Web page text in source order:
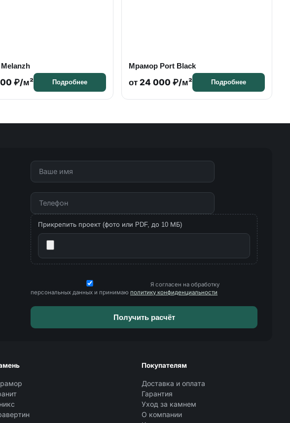
₽/м² Подробнее
Мрамор Port Black
от 24 000 ₽/м² Подробнее
Прикрепить проект (фото или PDF, до 10 МБ)
Я согласен на обработку
персональных данных и принимаю политику конфиденциальности
Покупателям
Доставка и оплата
Гарантия
Уход за камнем
О компании